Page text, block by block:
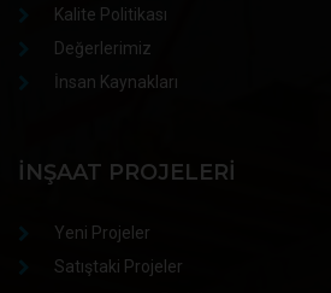
Kalite Politikası
Değerlerimiz
İnsan Kaynakları
İNŞAAT PROJELERI
Yeni Projeler
Satıştaki Projeler